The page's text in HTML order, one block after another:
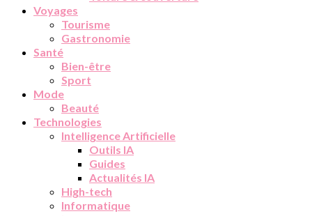
Voyages
Tourisme
Gastronomie
Santé
Bien-être
Sport
Mode
Beauté
Technologies
Intelligence Artificielle
Outils IA
Guides
Actualités IA
High-tech
Informatique